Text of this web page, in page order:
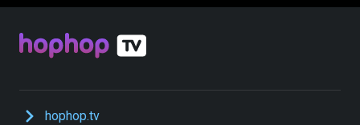
hophop.tv